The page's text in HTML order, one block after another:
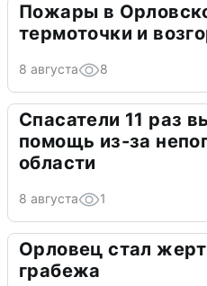
Пожары в
термоточки и
8 августа 8
Спасатели 11 раз
помощь из-за
области
8 августа 1
Орловец стал
грабежа